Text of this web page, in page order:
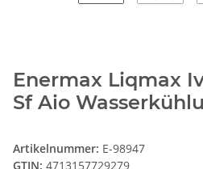
Enermax Liqmax
Sf Aio
Artikelnummer: E-98947
GTIN: 4713157729279